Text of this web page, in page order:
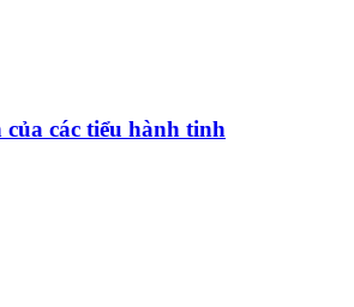
các tiểu hành tinh